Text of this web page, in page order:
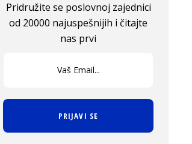
Pridružite se poslovnoj zajednici
od 20000 najuspešnijih i čitajte
nas prvi
PRIJAVI SE